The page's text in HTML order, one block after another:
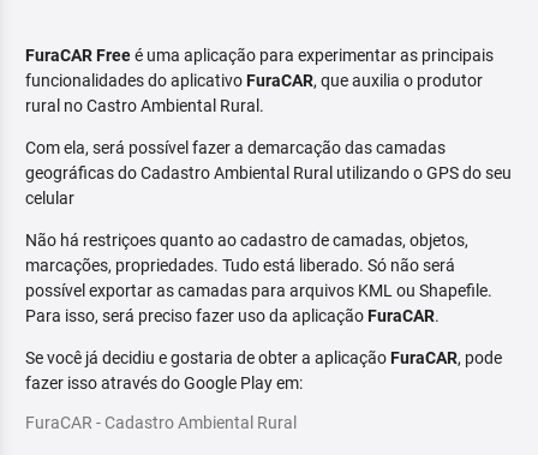
FuraCAR Freeé uma aplicação para experimentar as principais
funcionalidades do aplicativoFuraCAR, que auxilia o produtor
rural no Castro Ambiental Rural.
Com ela, será possível fazer a demarcação das camadas
geográficas do Cadastro Ambiental Rural utilizando o GPS do seu
celular
Não há restriçoes quanto ao cadastro de camadas, objetos,
marcações, propriedades. Tudo está liberado. Só não será
possível exportar as camadas para arquivos KML ou Shapefile.
Para isso, será preciso fazer uso da aplicaçãoFuraCAR.
Se você já decidiu e gostaria de obter a aplicaçãoFuraCAR, pode
fazer isso através do Google Play em:
FuraCAR - Cadastro Ambiental Rural